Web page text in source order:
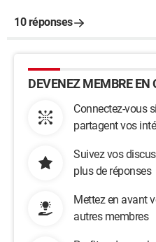
10 réponses
DEVENEZ MEMBRE EN
Connectez-vous
partagent vos
Suivez vos
plus de réponses
Mettez en avant
autres membres